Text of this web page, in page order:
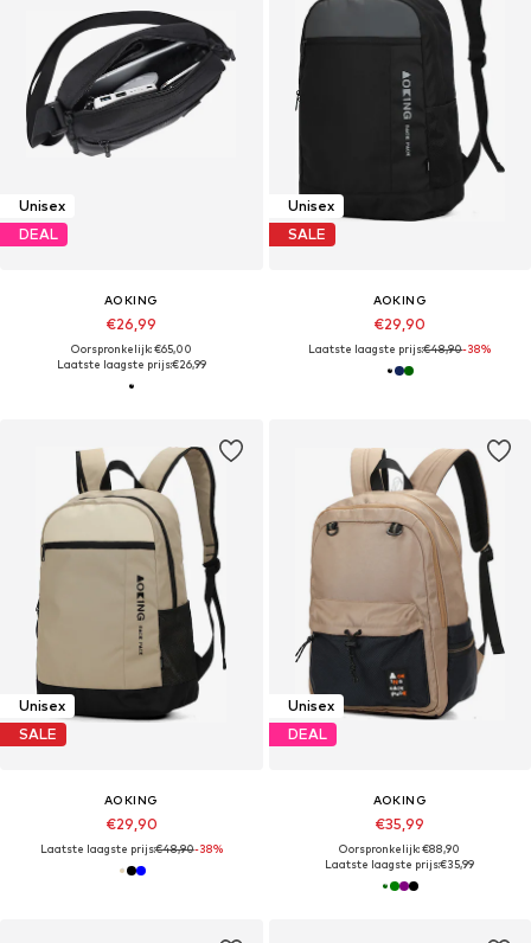
Unisex
DEAL
AOKING
€26,99
Oorspronkelijk: €65,00
Laatste laagste prijs:€26,99
Unisex
SALE
AOKING
€29,90
Laatste laagste prijs:€48,90-38%
Unisex
SALE
AOKING
€29,90
Laatste laagste prijs:€48,90-38%
Unisex
DEAL
AOKING
€35,99
Oorspronkelijk: €88,90
Laatste laagste prijs:€35,99